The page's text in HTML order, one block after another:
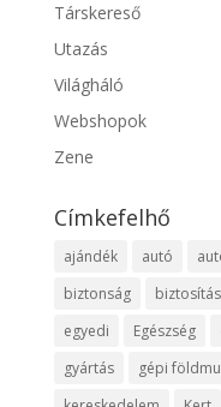
Társkereső
Utazás
Világháló
Webshopok
Zene
Címkefelhő
ajándék autó
biztonság
biztosítás
egyedi
Egészség
gyártás
gépi